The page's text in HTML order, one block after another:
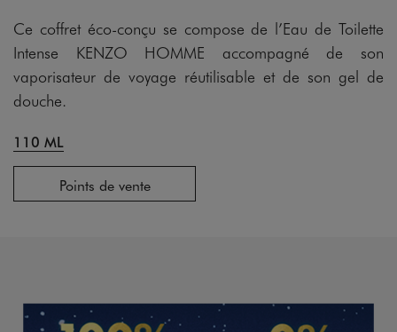
Ce coffret éco-conçu se compose de l’Eau de Toilette
Intense KENZO HOMME accompagné de son
vaporisateur de voyage réutilisable et de son gel de
douche.
110 ML
Points de vente